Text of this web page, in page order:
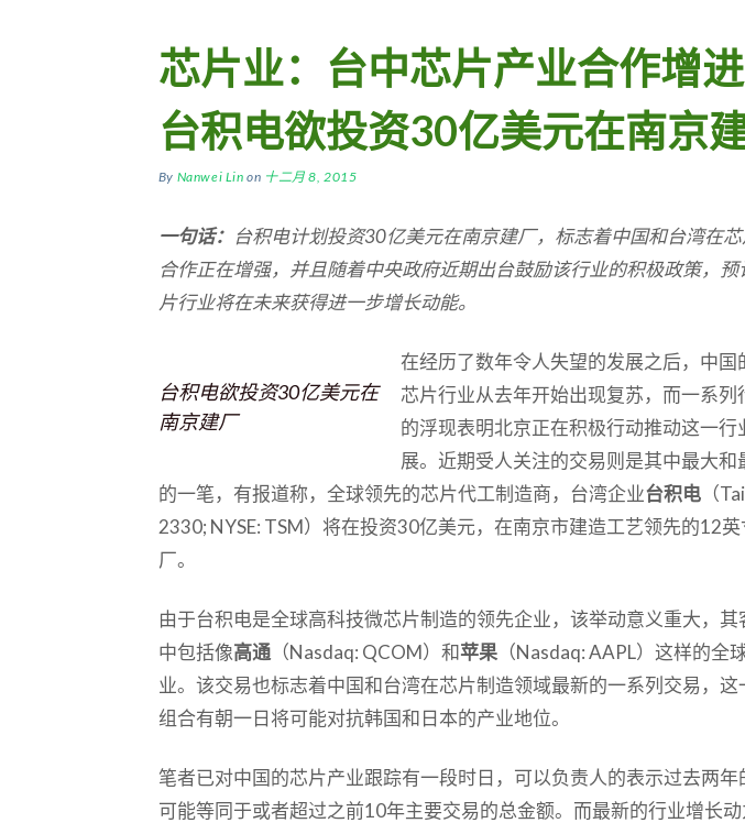
芯片业：台中芯片产业合作增进
台积电欲投资30亿美元在南京
By Nanwei Lin on 十二月 8, 2015
一句话： 台积电计划投资30亿美元在南京建厂，标志着中国和台湾在
合作正在增强，并且随着中央政府近期出台鼓励该行业的积极政策，预
片行业将在未来获得进一步增长动能。
台积电欲投资30亿美元在
南京建厂
在经历了数年令人失望的发展之后，中国
芯片行业从去年开始出现复苏，而一系列
的浮现表明北京正在积极行动推动这一行
展。近期受人关注的交易则是其中最大和
的一笔，有报道称，全球领先的芯片代工制造商，台湾企业台积电（
2330; NYSE: TSM）将在投资30亿美元，在南京市建造工艺领先的12
厂。
由于台积电是全球高科技微芯片制造的领先企业，该举动意义重大，其
中包括像高通（Nasdaq: QCOM）和苹果（Nasdaq: AAPL）这样的全
业。该交易也标志着中国和台湾在芯片制造领域最新的一系列交易，这
组合有朝一日将可能对抗韩国和日本的产业地位。
笔者已对中国的芯片产业跟踪有一段时日，可以负责人的表示过去两年
可能等同于或者超过之前10年主要交易的总金额。而最新的行业增长